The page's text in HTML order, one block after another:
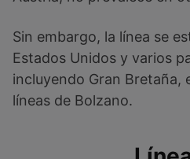
Sin embargo, la línea se
Estados Unidos y varios
incluyendo Gran Bretaña,
líneas de Bolzano.